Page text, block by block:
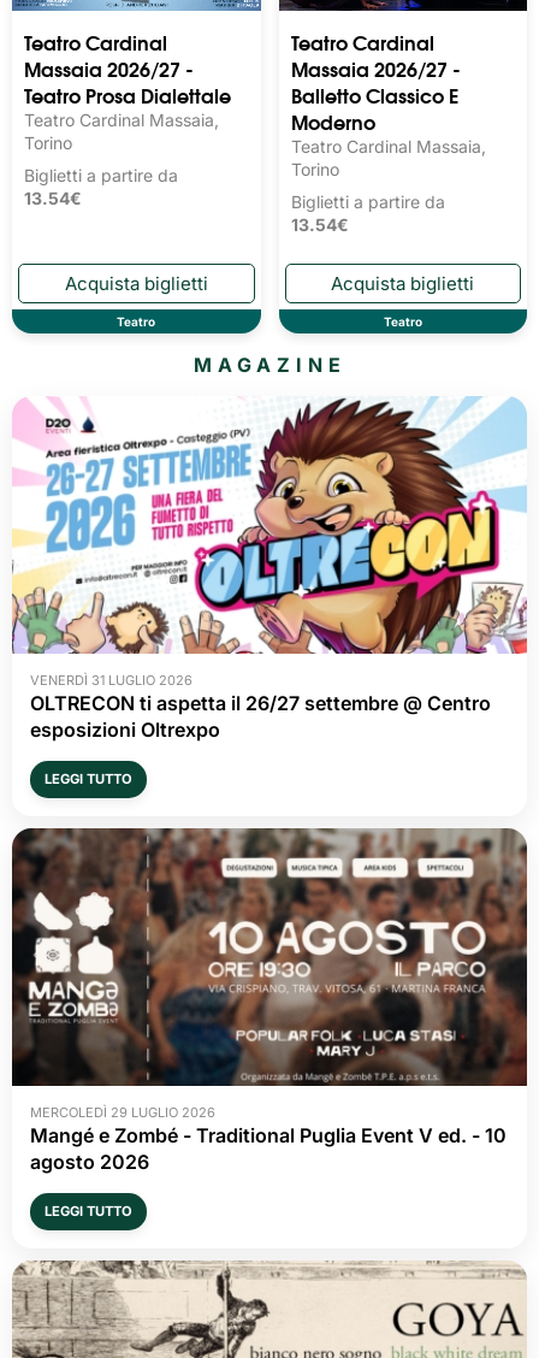
Teatro Cardinal
Massaia 2026/27 -
Teatro Prosa Dialettale
Teatro Cardinal Massaia,
Torino
Biglietti a partire da
13.54€
Teatro
Teatro Cardinal
Massaia 2026/27 -
Balletto Classico E
Moderno
Teatro Cardinal Massaia,
Torino
Biglietti a partire da
13.54€
Teatro
MAGAZINE
VENERDÌ 31 LUGLIO 2026
OLTRECON ti aspetta il 26/27 settembre @ Centro
esposizioni Oltrexpo
LEGGI TUTTO
MERCOLEDÌ 29 LUGLIO 2026
Mangé e Zombé - Traditional Puglia Event V ed. - 10
agosto 2026
LEGGI TUTTO